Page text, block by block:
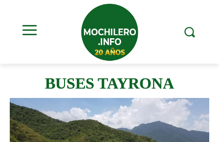
BUSES TAYRONA